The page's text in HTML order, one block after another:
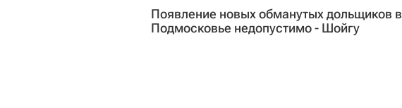
Появление новых обманутых дольщиков в
Подмосковье недопустимо - Шойгу